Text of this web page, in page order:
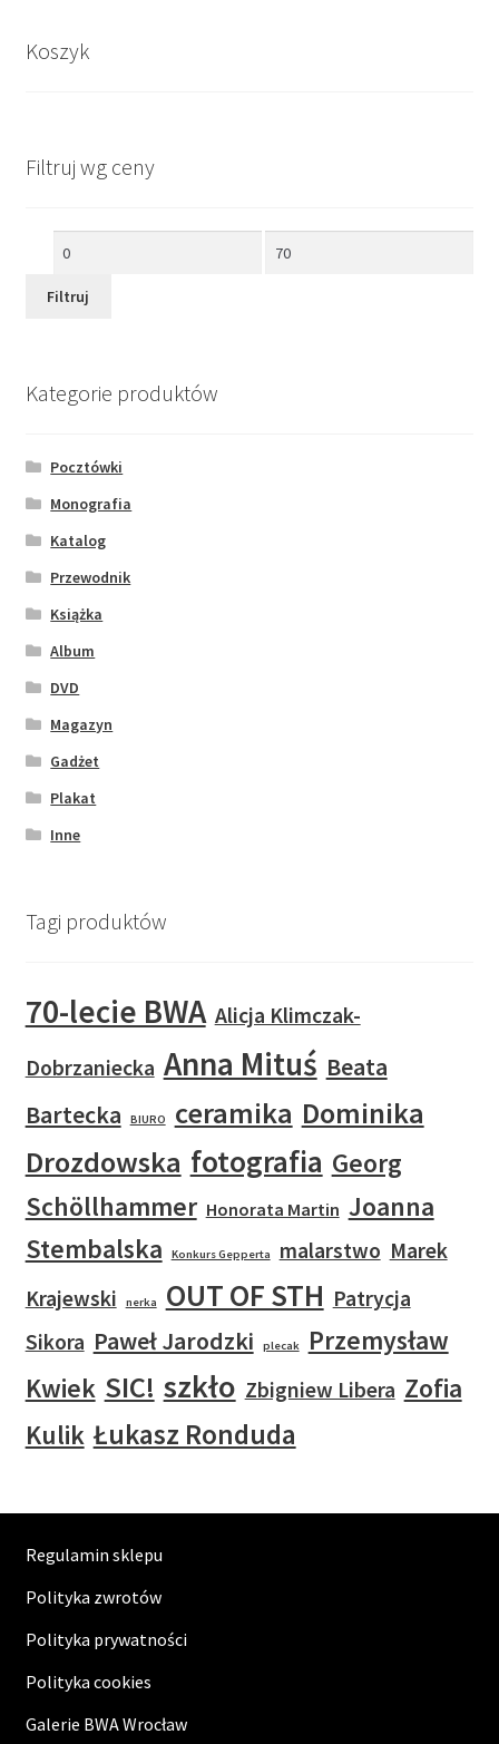
Koszyk
Filtruj wg ceny
Cena
Cena
Filtruj
Kategorie produktów
Pocztówki
Monografia
Katalog
Przewodnik
Książka
Album
DVD
Magazyn
Gadżet
Plakat
Inne
Tagi produktów
70-lecie BWA Alicja Klimczak-
Dobrzaniecka Anna Mituś Beata
Bartecka
BIURO ceramika Dominika
Drozdowska fotografia Georg
Schöllhammer Honorata Martin Joanna
Stembalska
Konkurs Gepperta malarstwo Marek
Krajewski
nerka OUT OF STH Patrycja
Sikora Paweł Jarodzki plecak
Przemysław
Kwiek SIC! szkło Zbigniew Libera Zofia
Kulik Łukasz Ronduda
Regulamin sklepu
Polityka zwrotów
Polityka prywatności
Polityka cookies
Galerie BWA Wrocław